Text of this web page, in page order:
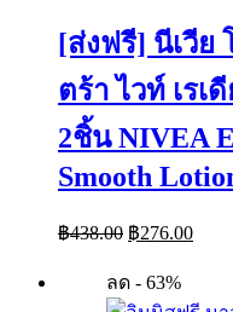
[ส่งฟรี] นีเวีย
ตร้า ไวท์ เร
2ชิ้น NIVEA
Smooth
฿438.00 Original
price
฿276.00
price
฿
ลด - 63%